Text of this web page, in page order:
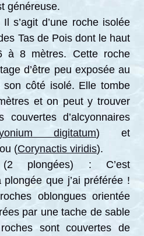
généreuse.
Il s’agit d’une roche isolée
Tas de Pois dont le haut
à 8 mètres. Cette roche
d’être peu exposée au
son côté isolé. Elle tombe
et on peut y trouver
couvertes d’alcyonnaires
digitatum) et
(Corynactis viridis).
plongées) : C’est
que j’ai préférée !
oblongues orientée
par une tache de sable
sont couvertes de